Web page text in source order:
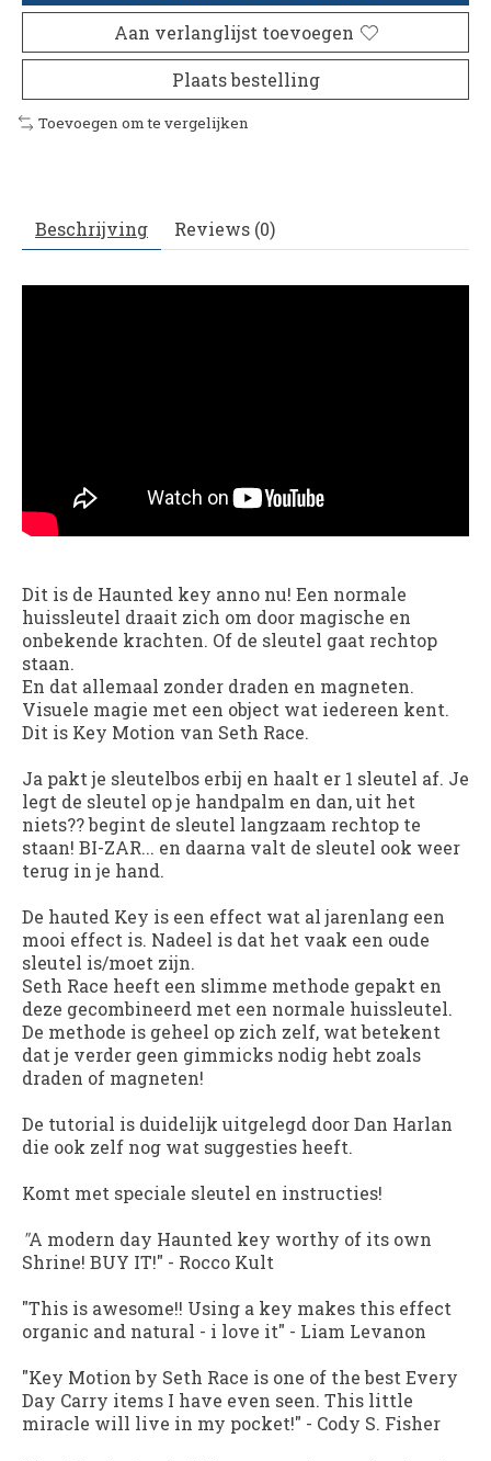
Aan verlanglijst toevoegen
Plaats bestelling
Toevoegen om te vergelijken
Beschrijving Reviews (0)
Dit is de Haunted key anno nu! Een normale
huissleutel draait zich om door magische en
onbekende krachten. Of de sleutel gaat rechtop
staan.
En dat allemaal zonder draden en magneten.
Visuele magie met een object wat iedereen kent.
Dit is Key Motion van Seth Race.
Ja pakt je sleutelbos erbij en haalt er 1 sleutel af. Je
legt de sleutel op je handpalm en dan, uit het
niets?? begint de sleutel langzaam rechtop te
staan! BI-ZAR... en daarna valt de sleutel ook weer
terug in je hand.
De hauted Key is een effect wat al jarenlang een
mooi effect is. Nadeel is dat het vaak een oude
sleutel is/moet zijn.
Seth Race heeft een slimme methode gepakt en
deze gecombineerd met een normale huissleutel.
De methode is geheel op zich zelf, wat betekent
dat je verder geen gimmicks nodig hebt zoals
draden of magneten!
De tutorial is duidelijk uitgelegd door Dan Harlan
die ook zelf nog wat suggesties heeft.
Komt met speciale sleutel en instructies!
"A modern day Haunted key worthy of its own
Shrine! BUY IT!" - Rocco Kult
"This is awesome!! Using a key makes this effect
organic and natural - i love it" - Liam Levanon
"Key Motion by Seth Race is one of the best Every
Day Carry items I have even seen. This little
miracle will live in my pocket!" - Cody S. Fisher